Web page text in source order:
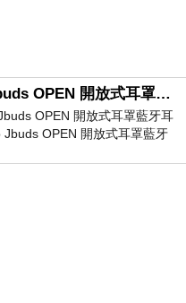
開箱｜JLab Jbuds OPEN 開放式耳罩藍牙耳機 - 設計美學，輕巧、透氣、環境音全物理達成！
OPEN 開放式耳罩藍牙耳
OPEN 開放式耳罩藍牙
色，值得喜愛美型工